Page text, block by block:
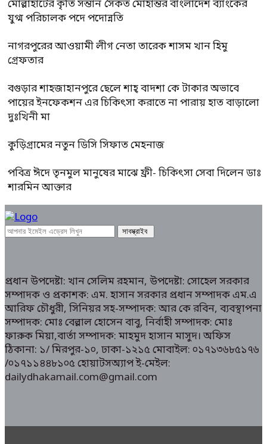
মোল্লাহাটের কৃতি সন্তান সৈকত মোহান্তর বাংলাদেশ ব্যাংকের
যুগ্ম পরিচালক পদে পদোন্নতি
নাগরপুরের আওয়ামী লীগ নেতা তারেক শাসম খান হিমু
গ্রেফতার
বগুড়ার শাহজাহানপুরে ছেলে শাহ্ বাদশা কে টাকার অভাবে
পায়ের ইনফেকশন এর চিকিৎসা করাতে না পারায় হাত বাড়ালো
দুঃখিনী মা
কুড়িগ্রামের নতুন ডিসি সিফাত মেহনাজ
পবিত্র ঈদে তৃনমুল মানুষের মাঝে ফ্রী- চিকিৎসা সেবা দিলেন ডাঃ
শারমিন আক্তার
প্রধান উপদেষ্টা: খান সেলিম রহমান, উপদেষ্টা: সোহেল সরকার
সম্পাদক ও প্রকাশক: এম. হাসান সরকার প্রধান সম্পাদক এম.এ
আরিফ চৌধুরী, সিনিয়র সহ-সম্পাদক: আর কে রবিন, ব্যবস্থাপনা
সম্পাদক: মোঃ বেল্লাল হোসেন বাবু, নির্বাহী সম্পাদক: মোঃ
ফারুক মিয়া,বার্তা সম্পাদক: মাহমুদ হাসান মাসুদ। অফিস
ঠিকানা: ১/ মিরপুর-১০, ঢাকা-১২১৫ মোবাইল: ০১৭১৩৬৮৫১৭৬
/০১৭১১৪৪৮১০৫ হোয়াটসঅ্যাপ ই-মেইল:
dailydhakamail.com@gmail.com